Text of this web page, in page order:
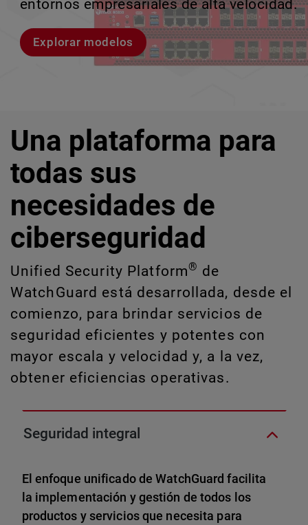
entornos empresariales de alta velocidad.
Explorar modelos
provocan brechas y descubrir riesgos
ocultos de IA y TI.
Explora CloudDR
escalar sin perder ningún pas
Conozcan a Rai
crecimiento escalable.
Conozca WatchGuard EDR
Una plataforma para
todas sus
necesidades de
ciberseguridad
Unified Security Platform® de
WatchGuard está desarrollada, desde el
comienzo, para brindar servicios de
seguridad eficientes y potentes con
mayor escala y velocidad y, a la vez,
obtener eficiencias operativas.
Seguridad integral
El enfoque unificado de WatchGuard facilita
la implementación y gestión de todos los
productos y servicios que necesita para